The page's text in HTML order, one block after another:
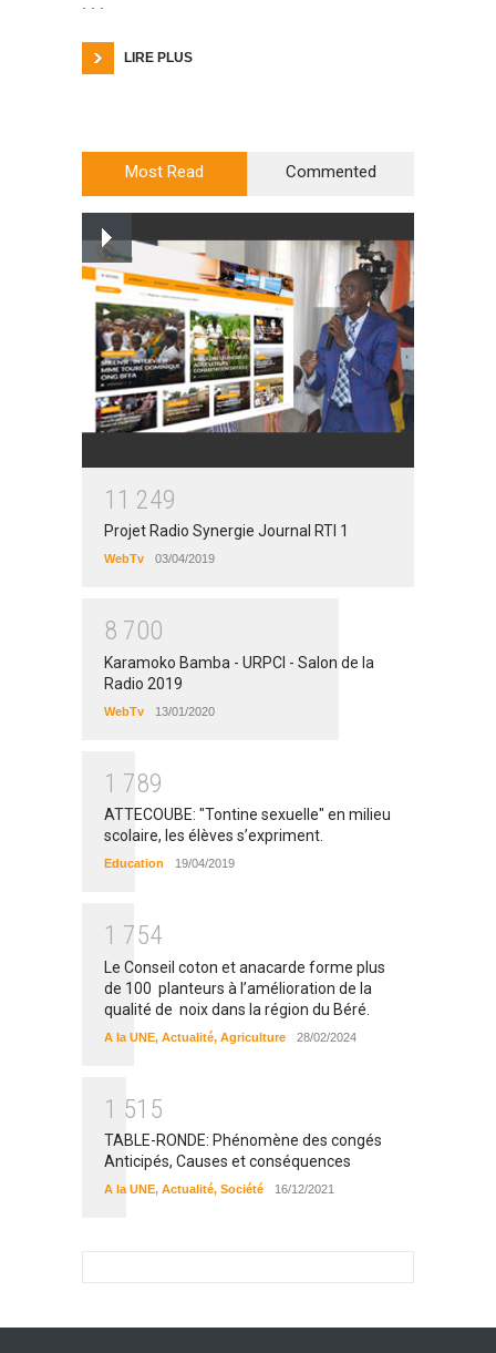
LIRE PLUS
Most Read Commented
1 1 249
Projet Radio Synergie Journal RTI 1
WebTv 03/04/2019
8 700
Karamoko Bamba - URPCI - Salon de la
Radio 2019
WebTv 13/01/2020
1 789
ATTECOUBE: "Tontine sexuelle" en milieu
scolaire, les élèves s’expriment.
Education 19/04/2019
1 754
Le Conseil coton et anacarde forme plus
de 100 planteurs à l’amélioration de la
qualité de noix dans la région du Béré.
A la UNE, Actualité, Agriculture 28/02/2024
1 51 5
TABLE-RONDE: Phénomène des congés
Anticipés, Causes et conséquences
A la UNE, Actualité, Société 16/12/2021